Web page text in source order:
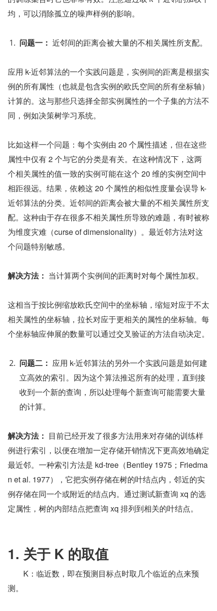
均，可以消除孤立的噪声样例的影响。
问题一： 近邻间的距离会被大量的不相关属性所支配。
应用 k-近邻算法的一个实践问题是，实例间的距离是根据实
例的所有属性（也就是包含实例的欧氏空间的所有坐标轴）
计算的。这与那些只选择全部实例属性的一个子集的方法不
同，例如决策树学习系统。
比如这样一个问题：每个实例由 20 个属性描述，但在这些
属性中仅有 2 个与它的分类是有关。在这种情况下，这两
个相关属性的值一致的实例可能在这个 20 维的实例空间中
相距很远。结果，依赖这 20 个属性的相似性度量会误导 k-
近邻算法的分类。近邻间的距离会被大量的不相关属性所支
配。这种由于存在很多不相关属性所导致的难题，有时被称
为维度灾难（curse of dimensionality）。最近邻方法对这
个问题特别敏感。
解决方法： 当计算两个实例间的距离时对每个属性加权。
这相当于按比例缩放欧氏空间中的坐标轴，缩短对应于不太
相关属性的坐标轴，拉长对应于更相关的属性的坐标轴。每
个坐标轴应伸展的数量可以通过交叉验证的方法自动决定。
问题二： 应用 k-近邻算法的另外一个实践问题是如何建
立高效的索引。因为这个算法推迟所有的处理，直到接
收到一个新的查询，所以处理每个新查询可能需要大量
的计算。
解决方法： 目前已经开发了很多方法用来对存储的训练样
例进行索引，以便在增加一定存储开销情况下更高效地确定
最近邻。一种索引方法是 kd-tree（Bentley 1975；Friedma
n et al. 1977），它把实例存储在树的叶结点内，邻近的实
例存储在同一个或附近的结点内。通过测试新查询 xq 的选
定属性，树的内部结点把查询 xq 排列到相关的叶结点。
1. 关于 K 的取值
K：临近数，即在预测目标点时取几个临近的点来预
测。